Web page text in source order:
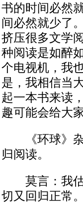
书的时间必然
间必然就少了
挤压很多文学
种阅读是如醉
个电视机，我
是，我相信当
起一本书来读
趣可能会给大
《环球》杂
归阅读。
莫言：我估
切又回归正常。